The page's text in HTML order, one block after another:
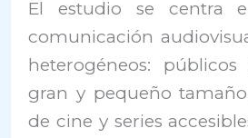
El estudio se centra
comunicación
heterogéneos:
gran y pequeño
de cine y series